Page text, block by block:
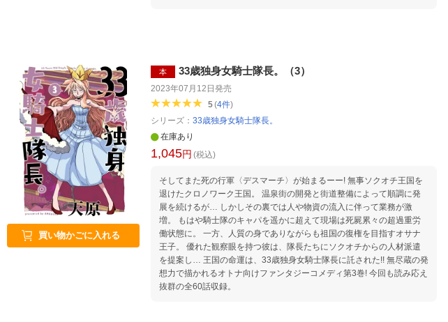
買い物かごに入れる
本 33歳独身女騎士隊長。（3）
2023年07月12日 発売
5(4件)
シリーズ： 33歳独身女騎士隊長。
在庫あり
1,045円 (税込)
そしてまた死の行軍〈デスマーチ〉が始まるーー! 無事ソクオチ王国を
退けたクロノワーク王国。 温泉街の開発と街道整備によって順調に発
展を続けるが… しかしその裏では人や物資の流入に伴って業務が激
増。 もはや騎士隊のキャパを遥かに超えて現場は死屍累々の超過重労
働状態に。 一方、人質の身でありながらも祖国の復権を目指すオサナ
王子。 優れた観察眼を持つ彼は、隊長たちにソクオチからの人材派遣
を提案し… 王国の命運は、33歳独身女騎士隊長に託された!! 無尽蔵の発
想力で描かれるオトナ向けファンタジーコメディ第3巻! 今回も読み応え
抜群の全60話収録。